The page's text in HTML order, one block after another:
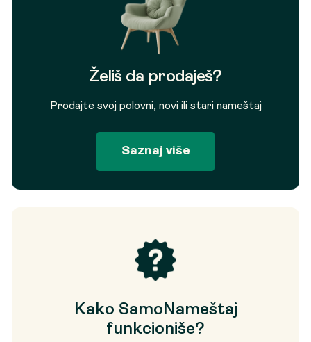
Želiš da prodaješ?
Prodajte svoj polovni, novi ili stari nameštaj
Saznaj više
Kako SamoNameštaj
funkcioniše?